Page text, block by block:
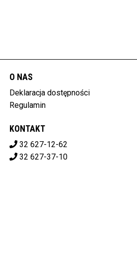
O NAS
Deklaracja dostępności
Regulamin
KONTAKT
32 627-12-62
32 627-37-10